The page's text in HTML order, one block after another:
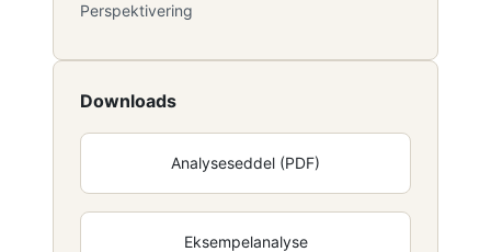
Perspektivering
Downloads
Analyseseddel (PDF)
Eksempelanalyse